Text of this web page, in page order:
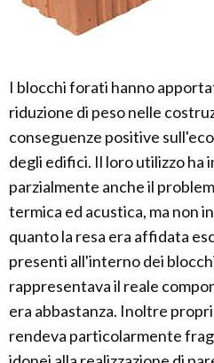
I blocchi forati hanno
riduzione di peso nelle
conseguenze positive
degli edifici. Il loro utilizzo ha
parzialmente anche il
termica ed acustica, ma non
quanto la resa era affidata
presenti all'interno dei
rappresentava il reale
era abbastanza. Inoltre
rendeva particolarmente